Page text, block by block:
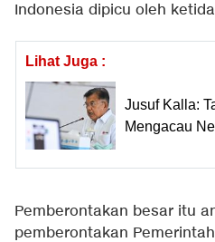
Indonesia dipicu oleh
Lihat Juga :
Jusuf Kalla:
Mengacau
Pemberontakan besar itu
pemberontakan